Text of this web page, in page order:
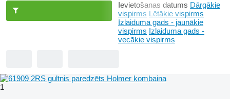
Ievietošanas datums Dārgākie
vispirms Lētākie vispirms
Izlaiduma gads - jaunākie
vispirms Izlaiduma gads -
vecākie vispirms
1